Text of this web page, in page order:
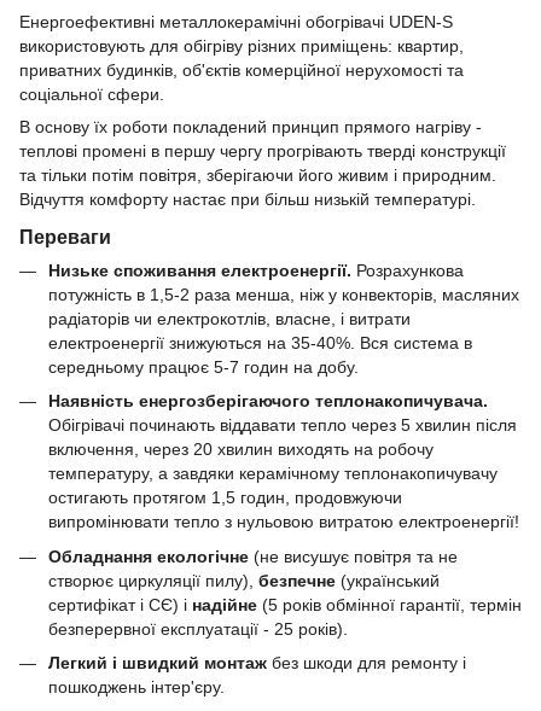
Енергоефективні металлокерамічні обогрівачі UDEN-S
використовують для обігріву різних приміщень: квартир,
приватних будинків, об'єктів комерційної нерухомості та
соціальної сфери.
В основу їх роботи покладений принцип прямого нагріву -
теплові промені в першу чергу прогрівають тверді конструкції
та тільки потім повітря, зберігаючи його живим і природним.
Відчуття комфорту настає при більш низькій температурі.
Переваги
Низьке споживання електроенергії. Розрахункова
потужність в 1,5-2 раза менша, ніж у конвекторів, масляних
радіаторів чи електрокотлів, власне, і витрати
електроенергії знижуються на 35-40%. Вся система в
середньому працює 5-7 годин на добу.
Наявність енергозберігаючого теплонакопичувача.
Обігрівачі починають віддавати тепло через 5 хвилин після
включення, через 20 хвилин виходять на робочу
температуру, а завдяки керамічному теплонакопичувачу
остигають протягом 1,5 годин, продовжуючи
випромінювати тепло з нульовою витратою електроенергії!
Обладнання екологічне (не висушує повітря та не
створює циркуляції пилу), безпечне (український
сертифікат і СЄ) і надійне (5 років обмінної гарантії, термін
безперервної експлуатації - 25 років).
Легкий і швидкий монтаж без шкоди для ремонту і
пошкоджень інтер'єру.